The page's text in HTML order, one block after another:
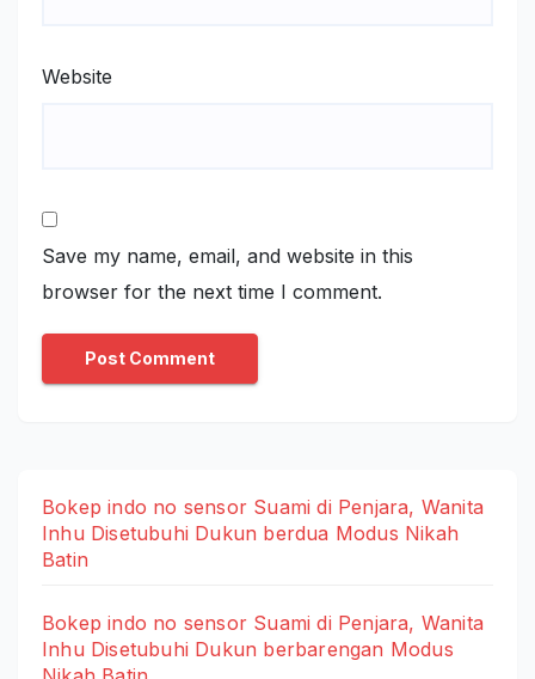
Website
Save my name, email, and website in this
browser for the next time I comment.
Bokep indo no sensor Suami di Penjara, Wanita
Inhu Disetubuhi Dukun berdua Modus Nikah
Batin
Bokep indo no sensor Suami di Penjara, Wanita
Inhu Disetubuhi Dukun berbarengan Modus